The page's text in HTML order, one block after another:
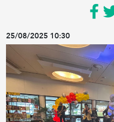
25/08/2025 10:30